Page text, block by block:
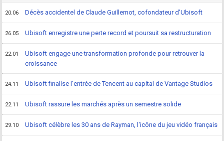
20.06 Décès accidentel de Claude Guillemot, cofondateur d'Ubisoft
26.05 Ubisoft enregistre une perte record et poursuit sa restructuration
22.01
Ubisoft engage une transformation profonde pour retrouver la
croissance
24.11 Ubisoft finalise l'entrée de Tencent au capital de Vantage Studios
22.11 Ubisoft rassure les marchés après un semestre solide
29.10 Ubisoft célèbre les 30 ans de Rayman, l'icône du jeu vidéo français